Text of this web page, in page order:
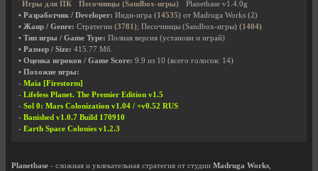
Игры для ПК
Песочницы (Sandbox-игры)
Planetbase v1.4.0g
• Разработчик / Developer: Инди-игра (14535) от Madruga Works (2)
• Жанр / Genre: Стратегии (3781); Песочницы (Sandbox-игры) (1404)
• Тип игры / Game Type: Полная версия (установи и играй)
• Размер / Size: 415.77 Мб.
• Оценка игроков / Game Score: 9.9 из 10 (всего голосов: 14)
• Похожие игры:
- Maia [Firestorm]
- Lifeless Planet. The Premier Edition v1.5
- Sol 0: Mars Colonization v1.04 / +v0.52 RUS
- Banished v1.0.7 Build 170910
- Earth Space Colonies v1.2.3
Planetbase - сложная и увлекательная стратегия от студии Madruga Works,